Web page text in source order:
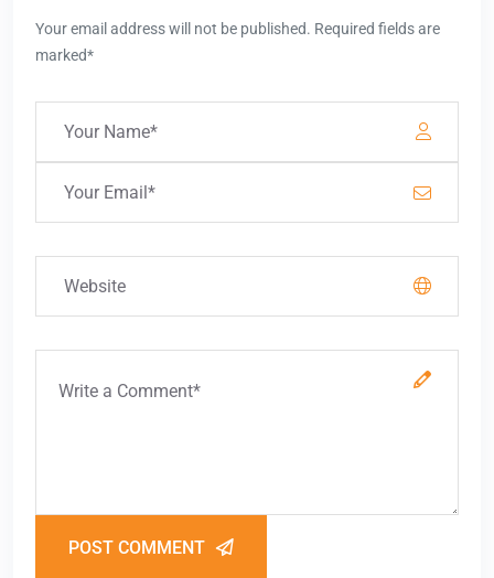
Your email address will not be published. Required fields are
marked*
POST COMMENT